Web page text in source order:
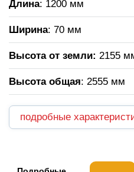
Длина: 1200 мм
Ширина: 70 мм
Высота от земли: 2155
Высота общая: 2555 мм
подробные